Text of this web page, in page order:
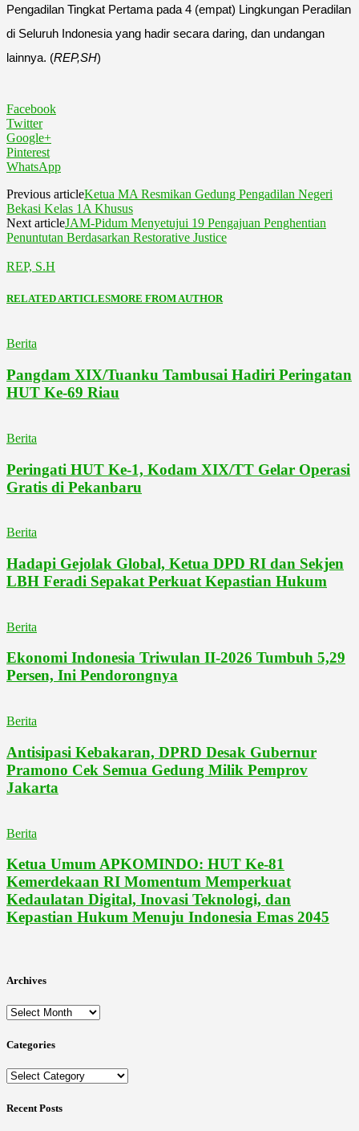
Pengadilan Tingkat Pertama pada 4 (empat) Lingkungan Peradilan
di Seluruh Indonesia yang hadir secara daring, dan undangan
lainnya. (REP,SH)
Facebook
Twitter
Google+
Pinterest
WhatsApp
Previous articleKetua MA Resmikan Gedung Pengadilan Negeri
Bekasi Kelas 1A Khusus
Next articleJAM-Pidum Menyetujui 19 Pengajuan Penghentian
Penuntutan Berdasarkan Restorative Justice
REP, S.H
RELATED ARTICLESMORE FROM AUTHOR
Berita
Pangdam XIX/Tuanku Tambusai Hadiri Peringatan
HUT Ke-69 Riau
Berita
Peringati HUT Ke-1, Kodam XIX/TT Gelar Operasi
Gratis di Pekanbaru
Berita
Hadapi Gejolak Global, Ketua DPD RI dan Sekjen
LBH Feradi Sepakat Perkuat Kepastian Hukum
Berita
Ekonomi Indonesia Triwulan II-2026 Tumbuh 5,29
Persen, Ini Pendorongnya
Berita
Antisipasi Kebakaran, DPRD Desak Gubernur
Pramono Cek Semua Gedung Milik Pemprov
Jakarta
Berita
Ketua Umum APKOMINDO: HUT Ke-81
Kemerdekaan RI Momentum Memperkuat
Kedaulatan Digital, Inovasi Teknologi, dan
Kepastian Hukum Menuju Indonesia Emas 2045
Archives
Archives
Categories
Categories
Recent Posts